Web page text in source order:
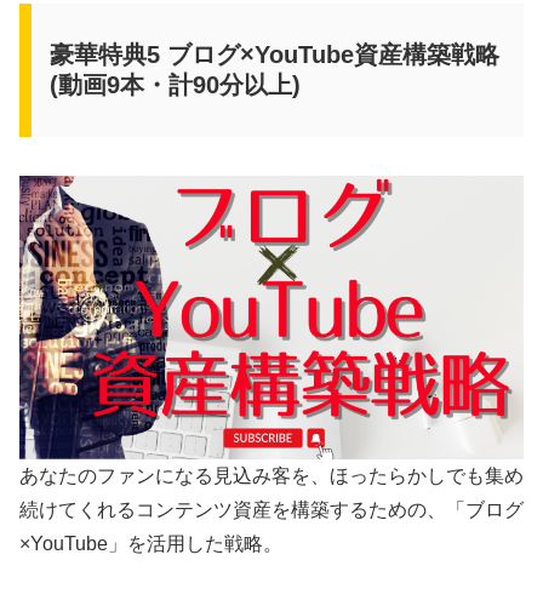
豪華特典5 ブログ×YouTube資産構築戦略
(動画9本・計90分以上)
あなたのファンになる見込み客を、ほったらかしでも集め
続けてくれるコンテンツ資産を構築するための、「ブログ
×YouTube」を活用した戦略。